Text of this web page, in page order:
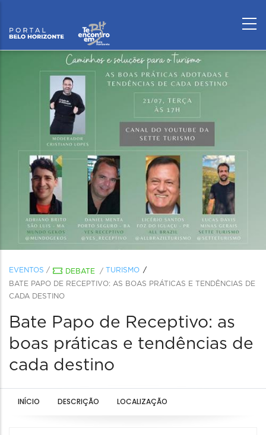
EVENTOS / DEBATE / TURISMO
BATE PAPO DE RECEPTIVO: AS BOAS PRÁTICAS E TENDÊNCIAS DE
CADA DESTINO
Bate Papo de Receptivo: as
boas práticas e tendências de
cada destino
INÍCIO DESCRIÇÃO LOCALIZAÇÃO